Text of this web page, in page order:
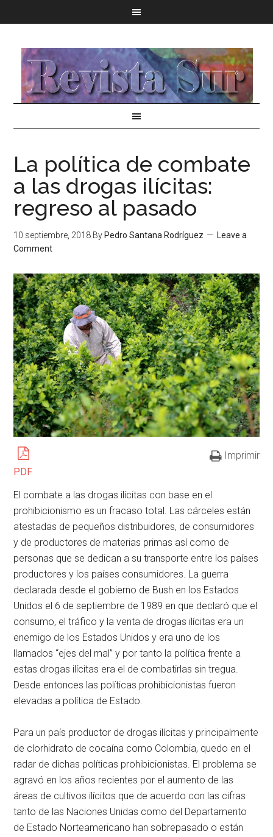
La política de combate
a las drogas ilícitas:
regreso al pasado
10 septiembre, 2018 By Pedro Santana Rodríguez
Leave a
Comment
PDF
Imprimir
El combate a las drogas ilícitas con base en el
prohibicionismo es un fracaso total. Las cárceles están
atestadas de pequeños distribuidores, de consumidores
y de productores de materias primas así como de
personas que se dedican a su transporte entre los países
productores y los países consumidores. La guerra
declarada desde el gobierno de Bush en los Estados
Unidos el 6 de septiembre de 1989 en que declaró que el
consumo, el tráfico y la venta de drogas ilícitas era un
enemigo de los Estados Unidos y era uno de los
llamados “ejes del mal” y por tanto la política frente a
estas drogas ilícitas era el de combatirlas sin tregua.
Desde entonces las políticas prohibicionistas fueron
elevadas a política de Estado.
Para un país productor de drogas ilícitas y principalmente
de clorhidrato de cocaína como Colombia, quedo en el
radar de dichas políticas prohibicionistas. El problema se
agravó en los años recientes por el aumento de las
áreas de cultivos ilícitos que de acuerdo con las cifras
tanto de las Naciones Unidas como del Departamento
de Estado Norteamericano han sobrepasado o están